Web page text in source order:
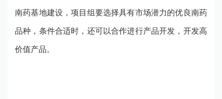
南药基地建设，项目组要选择具有市场潜力的优良南药
品种，条件合适时，还可以合作进行产品开发，开发高
价值产品。